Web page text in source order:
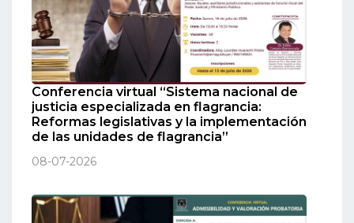
Conferencia virtual “Sistema nacional de
justicia especializada en flagrancia:
Reformas legislativas y la implementación
de las unidades de flagrancia”
08-07-2026